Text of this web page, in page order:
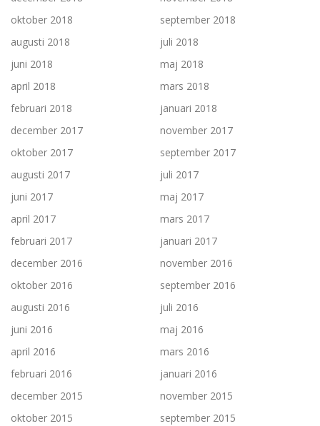
oktober 2018
september 2018
augusti 2018
juli 2018
juni 2018
maj 2018
april 2018
mars 2018
februari 2018
januari 2018
december 2017
november 2017
oktober 2017
september 2017
augusti 2017
juli 2017
juni 2017
maj 2017
april 2017
mars 2017
februari 2017
januari 2017
december 2016
november 2016
oktober 2016
september 2016
augusti 2016
juli 2016
juni 2016
maj 2016
april 2016
mars 2016
februari 2016
januari 2016
december 2015
november 2015
oktober 2015
september 2015